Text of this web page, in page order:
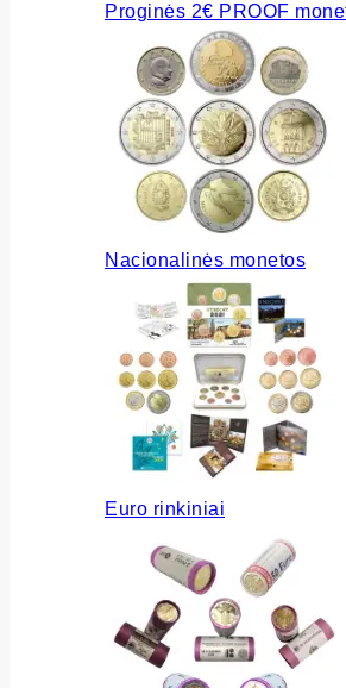
Proginės 2€ PROOF
Nacionalinės monetos
Euro rinkiniai